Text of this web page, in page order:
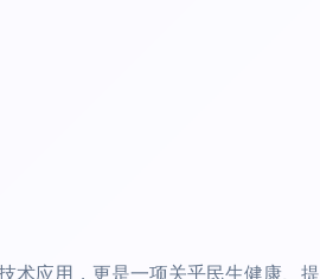
术应用，更是一项关乎民生健康、提